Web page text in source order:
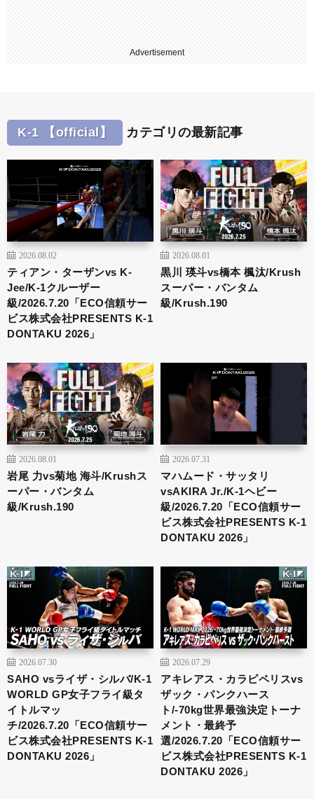
Advertisement
K-1 【official】 カテゴリの最新記事
2026.08.02
ティアン・ターザンvs K-
Jee/K-1クルーザー
級/2026.7.20「ECO信頼サー
ビス株式会社PRESENTS K-1
DONTAKU 2026」
2026.08.01
黒川 瑛斗vs橋本 楓汰/Krush
スーパー・バンタム
級/Krush.190
2026.08.01
岩尾 力vs菊地 海斗/Krushス
ーパー・バンタム
級/Krush.190
2026.07.31
マハムード・サッタリ
vsAKIRA Jr./K-1ヘビー
級/2026.7.20「ECO信頼サー
ビス株式会社PRESENTS K-1
DONTAKU 2026」
2026.07.30
SAHO vsライザ・シルバ/K-1
WORLD GP女子フライ級タ
イトルマッ
チ/2026.7.20「ECO信頼サー
ビス株式会社PRESENTS K-1
DONTAKU 2026」
2026.07.29
アキレアス・カラピペリスvs
ザック・パンクハース
ト/-70kg世界最強決定トーナ
メント・最終予
選/2026.7.20「ECO信頼サー
ビス株式会社PRESENTS K-1
DONTAKU 2026」